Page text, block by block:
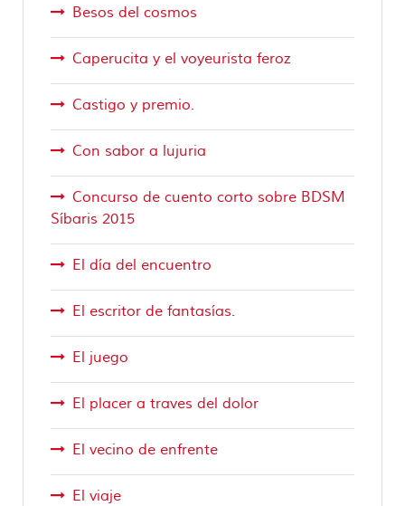
Besos del cosmos
Caperucita y el voyeurista feroz
Castigo y premio.
Con sabor a lujuria
Concurso de cuento corto sobre BDSM
Síbaris 2015
El día del encuentro
El escritor de fantasías.
El juego
El placer a traves del dolor
El vecino de enfrente
El viaje